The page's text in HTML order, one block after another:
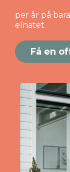
per år på
elnätet
Få en